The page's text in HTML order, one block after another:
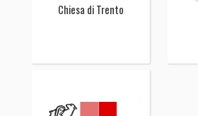
Chiesa di Trento